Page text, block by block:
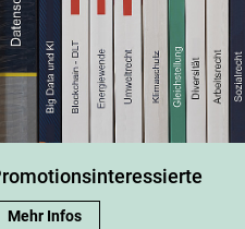
Promotionsinteressierte:
Mehr Infos